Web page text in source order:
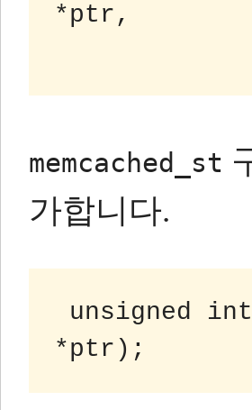
*ptr,
memcached_st
가합니다.
unsigned int